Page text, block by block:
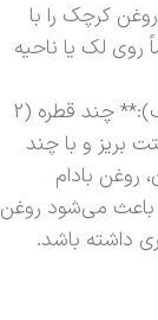
کرچک را با
لک یا ناحیه
* **برای کل صورت (به عنوان ماسک یا سرم شب):** چند قطره (2
بریز و با چند
روغن بادام
باعث می‌شود روغن
داشته باشد.